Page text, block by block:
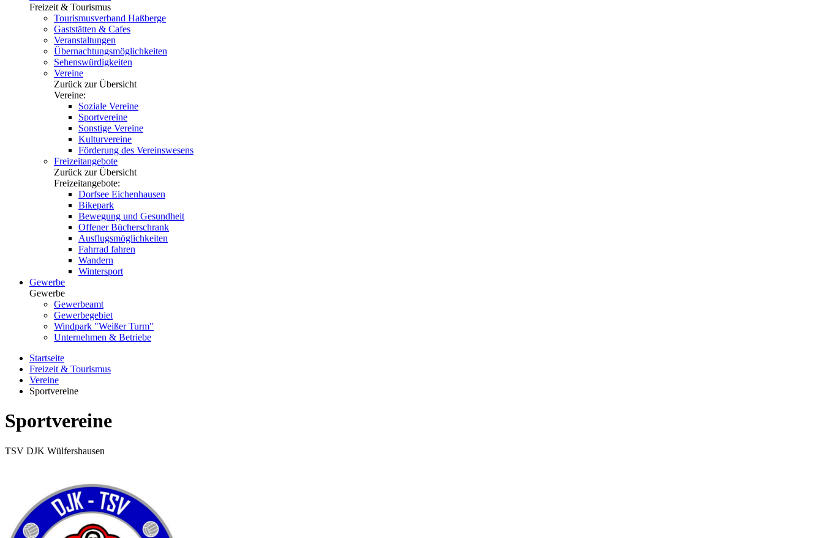
Freizeit & Tourismus
Tourismusverband Haßberge
Gaststätten & Cafes
Veranstaltungen
Übernachtungsmöglichkeiten
Sehenswürdigkeiten
Vereine
Zurück zur Übersicht
Vereine:
Soziale Vereine
Sportvereine
Sonstige Vereine
Kulturvereine
Förderung des Vereinswesens
Freizeitangebote
Zurück zur Übersicht
Freizeitangebote:
Dorfsee Eichenhausen
Bikepark
Bewegung und Gesundheit
Offener Bücherschrank
Ausflugsmöglichkeiten
Fahrrad fahren
Wandern
Wintersport
Gewerbe
Gewerbe
Gewerbeamt
Gewerbegebiet
Windpark "Weißer Turm"
Unternehmen & Betriebe
Startseite
Freizeit & Tourismus
Vereine
Sportvereine
Sportvereine
TSV DJK Wülfershausen